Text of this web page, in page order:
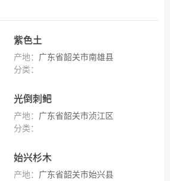
紫色土
产地： 广东省韶关市南雄县
分类：
光倒刺鲃
产地： 广东省韶关市浈江区
分类：
始兴杉木
产地： 广东省韶关市始兴县